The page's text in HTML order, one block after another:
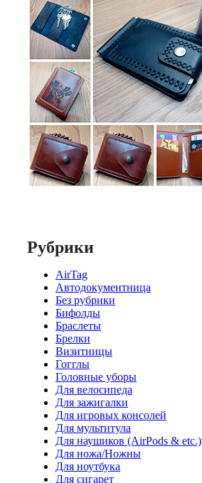
Рубрики
AirTag
Автодокументница
Без рубрики
Бифолды
Браслеты
Брелки
Визитницы
Гогглы
Головные уборы
Для велосипеда
Для зажигалки
Для игровых консолей
Для мультитула
Для наушиков (AirPods & etc.)
Для ножа/Ножны
Для ноутбука
Для сигарет